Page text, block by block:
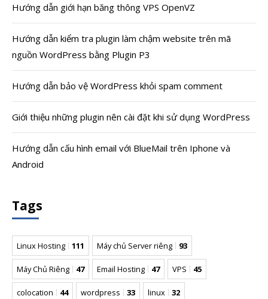
Hướng dẫn giới hạn băng thông VPS OpenVZ
Hướng dẫn kiểm tra plugin làm chậm website trên mã
nguồn WordPress bằng Plugin P3
Hướng dẫn bảo vệ WordPress khỏi spam comment
Giới thiệu những plugin nên cài đặt khi sử dụng WordPress
Hướng dẫn cấu hình email với BlueMail trên Iphone và
Android
Tags
Linux Hosting 111 Máy chủ Server riêng 93
Máy Chủ Riêng 47 Email Hosting 47 VPS 45
colocation 44 wordpress 33 linux 32